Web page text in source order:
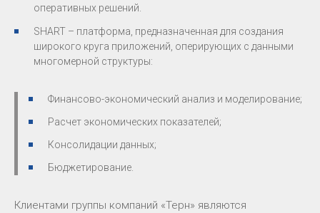
оперативных решений.
SHART – платформа, предназначенная для создания
широкого круга приложений, оперирующих с данными
многомерной структуры:
Финансово-экономический анализ и моделирование;
Расчет экономических показателей;
Консолидации данных;
Бюджетирование.
Клиентами группы компаний «Терн» являются